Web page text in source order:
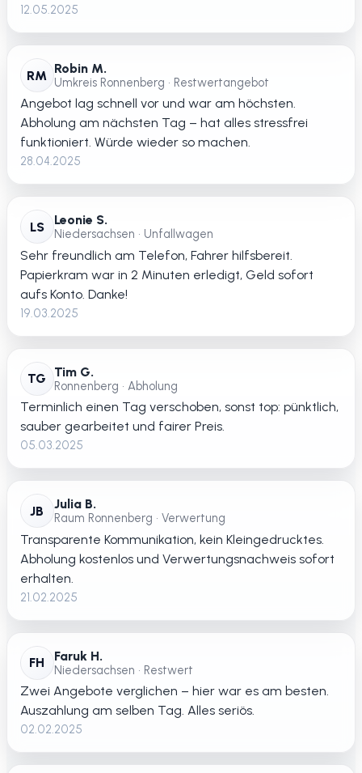
12.05.2025
RM Robin M.
Umkreis Ronnenberg • Restwertangebot
Angebot lag schnell vor und war am höchsten.
Abholung am nächsten Tag – hat alles stressfrei
funktioniert. Würde wieder so machen.
28.04.2025
LS Leonie S.
Niedersachsen • Unfallwagen
Sehr freundlich am Telefon, Fahrer hilfsbereit.
Papierkram war in 2 Minuten erledigt, Geld sofort
aufs Konto. Danke!
19.03.2025
TG Tim G.
Ronnenberg • Abholung
Terminlich einen Tag verschoben, sonst top: pünktlich,
sauber gearbeitet und fairer Preis.
05.03.2025
JB Julia B.
Raum Ronnenberg • Verwertung
Transparente Kommunikation, kein Kleingedrucktes.
Abholung kostenlos und Verwertungsnachweis sofort
erhalten.
21.02.2025
FH Faruk H.
Niedersachsen • Restwert
Zwei Angebote verglichen – hier war es am besten.
Auszahlung am selben Tag. Alles seriös.
02.02.2025